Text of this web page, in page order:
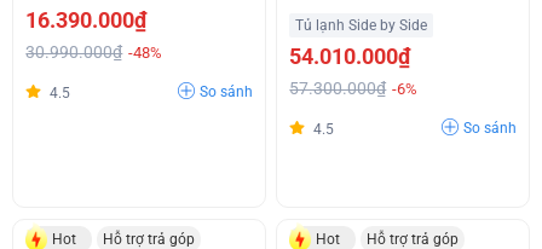
Tuyết No Frost Giá Siêu Sập
16.390.000₫
30.990.000₫ -48%
4.5 So sánh
Mại Đặc Biệt
Tủ lạnh Side by Side
54.010.000₫
57.300.000₫ -6%
4.5 So sánh
Hot Hỗ trợ trả góp Hot Hỗ trợ trả góp